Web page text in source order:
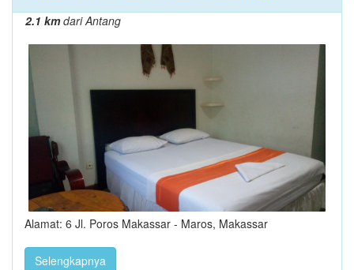
2.1 kmdari Antang
Alamat: 6 Jl. Poros Makassar - Maros, Makassar
Selengkapnya